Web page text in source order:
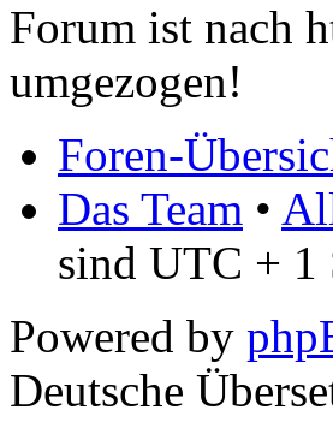
Forum ist nach
umgezogen!
Foren-
Das Team •
sind UTC + 1
Powered by
Deutsche